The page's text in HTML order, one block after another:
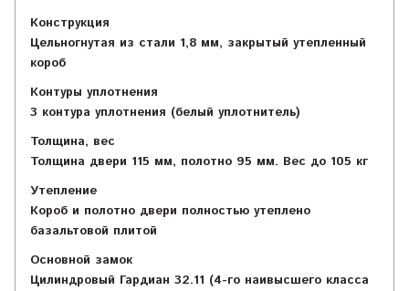
Конструкция
Цельногнутая из стали 1,8 мм, закрытый утепленный
короб
Контуры уплотнения
3 контура уплотнения (белый уплотнитель)
Толщина, вес
Толщина двери 115 мм, полотно 95 мм. Вес до 105 кг
Утепление
Короб и полотно двери полностью утеплено
базальтовой плитой
Основной замок
Цилиндровый Гардиан 32.11 (4-го наивысшего класса